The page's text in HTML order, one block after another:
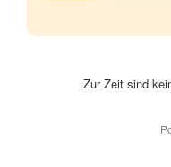
Zur Zeit sind